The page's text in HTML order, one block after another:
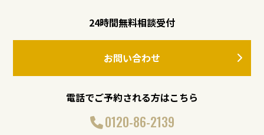
24時間無料相談受付
お問い合わせ
電話でご予約される方はこちら
0120-86-2139